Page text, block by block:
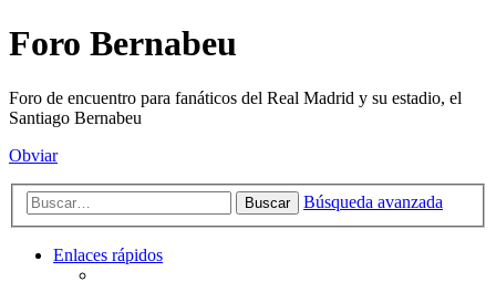
Foro Bernabeu
Foro de encuentro para fanáticos del Real Madrid y su estadio, el
Santiago Bernabeu
Obviar
Buscar Búsqueda avanzada
Enlaces rápidos